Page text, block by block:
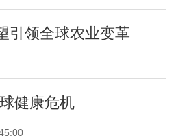
引领全球农业变革
健康危机